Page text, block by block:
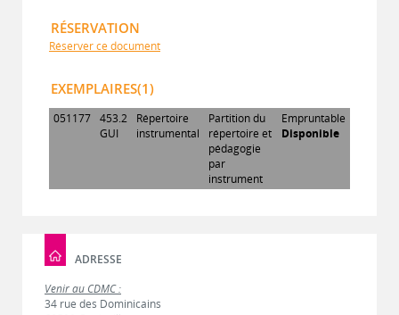
RÉSERVATION
Réserver ce document
EXEMPLAIRES(1)
051177 453.2
GUI
Répertoire
instrumental
Partition du
répertoire et
pédagogie
par
instrument
Empruntable
Disponible
ADRESSE
Venir au CDMC :
34 rue des Dominicains